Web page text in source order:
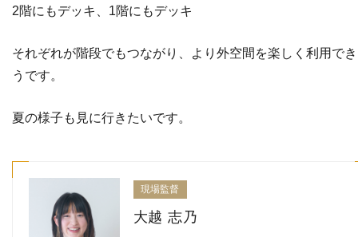
2階にもデッキ、1階にもデッキ
それぞれが階段でもつながり、より外空間を楽しく利用で
うです。
夏の様子も見に行きたいです。
現場監督
大越 志乃